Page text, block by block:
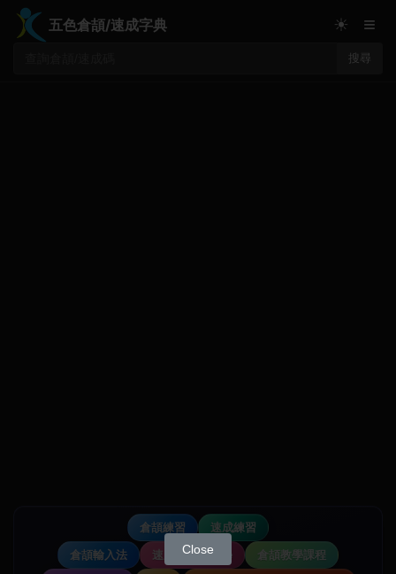
五色倉頡/速成字典
搜尋
☀ ≡
倉頡練習
速成練習
倉頡輸入法
速成輸入法教學
倉頡教學課程
Close